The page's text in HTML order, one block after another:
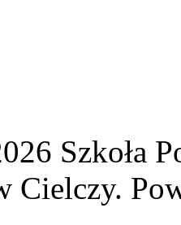
Szkoła
Cielczy.